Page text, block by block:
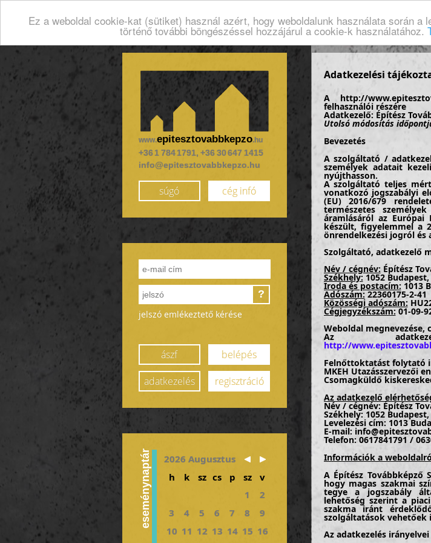
Ez a weboldal cookie-kat (sütiket) használ azért, hogy weboldalunk használata során a
történő további böngészéssel hozzájárul a cookie-k használatához.
www.epitesztovabbkepzo.hu
+36 1 784 1791, +36 30 647 1415
info@epitesztovabbkepzo.hu
súgó cég infó
?
jelszó emlékeztető kérése
ászf
belépés
adatkezelés
regisztráció
eseménynaptár
2026 Augusztus
h
k sz cs p sz
v
1
2
3
4 5 6 7 8
9
10 11 12 13 14 15 16
Adatkezelési
A http://
felhasználói részére
Adatkezelő: Építész
Utolsó módosítás
Bevezetés
A szolgáltató /
személyek adatait
nyújthasson.
A szolgáltató teljes
vonatkozó jogszabályi
(EU) 2016/679
természetes
áramlásáról az Európai
készült, figyelemmel a
önrendelkezési jogról és
Szolgáltató, adatkezelő
Név / cégnév: Építész
Székhely: 1052
Iroda és postacím: 1013
Adószám:22360175-2-41
Közösségi adószám:
Cégjegyzékszám: 01-09-
Weboldal megnevezése,
Az
http://
Felnőttoktatást folytató
MKEH Utazásszervezői
Csomagküldő
Az adatkezelő
Név / cégnév: Építész
Székhely: 1052
Levelezési cím: 1013
E-mail:
Telefon: 0617841791 /
Információk a
A Építész
hogy magas szakmai
tegye a jogszabály
lehetőség szerint a
szakma iránt
szolgáltatások vehetőek
Az adatkezelés irányelvei